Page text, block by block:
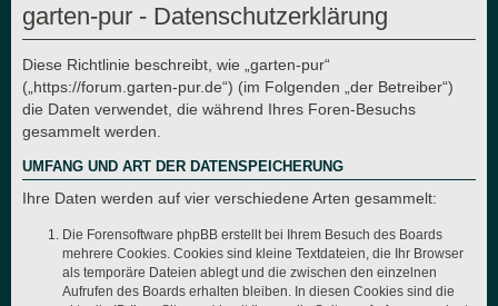
garten-pur - Datenschutzerklärung
Diese Richtlinie beschreibt, wie „garten-pur“
(„https://forum.garten-pur.de“) (im Folgenden „der Betreiber“)
die Daten verwendet, die während Ihres Foren-Besuchs
gesammelt werden.
UMFANG UND ART DER DATENSPEICHERUNG
Ihre Daten werden auf vier verschiedene Arten gesammelt:
Die Forensoftware phpBB erstellt bei Ihrem Besuch des Boards
mehrere Cookies. Cookies sind kleine Textdateien, die Ihr Browser
als temporäre Dateien ablegt und die zwischen den einzelnen
Aufrufen des Boards erhalten bleiben. In diesen Cookies sind die